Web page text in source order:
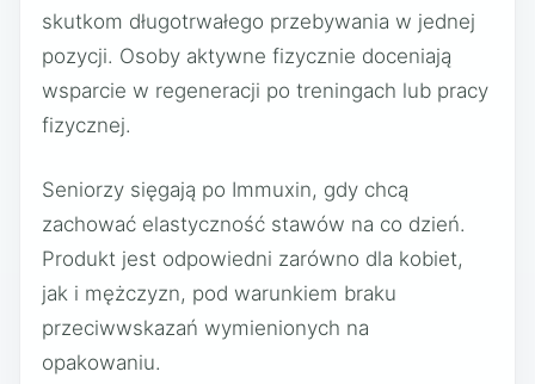
skutkom długotrwałego przebywania w jednej
pozycji. Osoby aktywne fizycznie doceniają
wsparcie w regeneracji po treningach lub pracy
fizycznej.
Seniorzy sięgają po Immuxin, gdy chcą
zachować elastyczność stawów na co dzień.
Produkt jest odpowiedni zarówno dla kobiet,
jak i mężczyzn, pod warunkiem braku
przeciwwskazań wymienionych na
opakowaniu.